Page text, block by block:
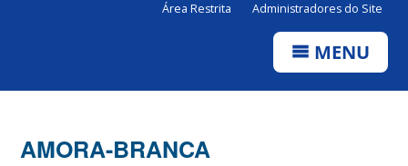
Área Restrita Administradores do Site
MENU
AMORA-BRANCA